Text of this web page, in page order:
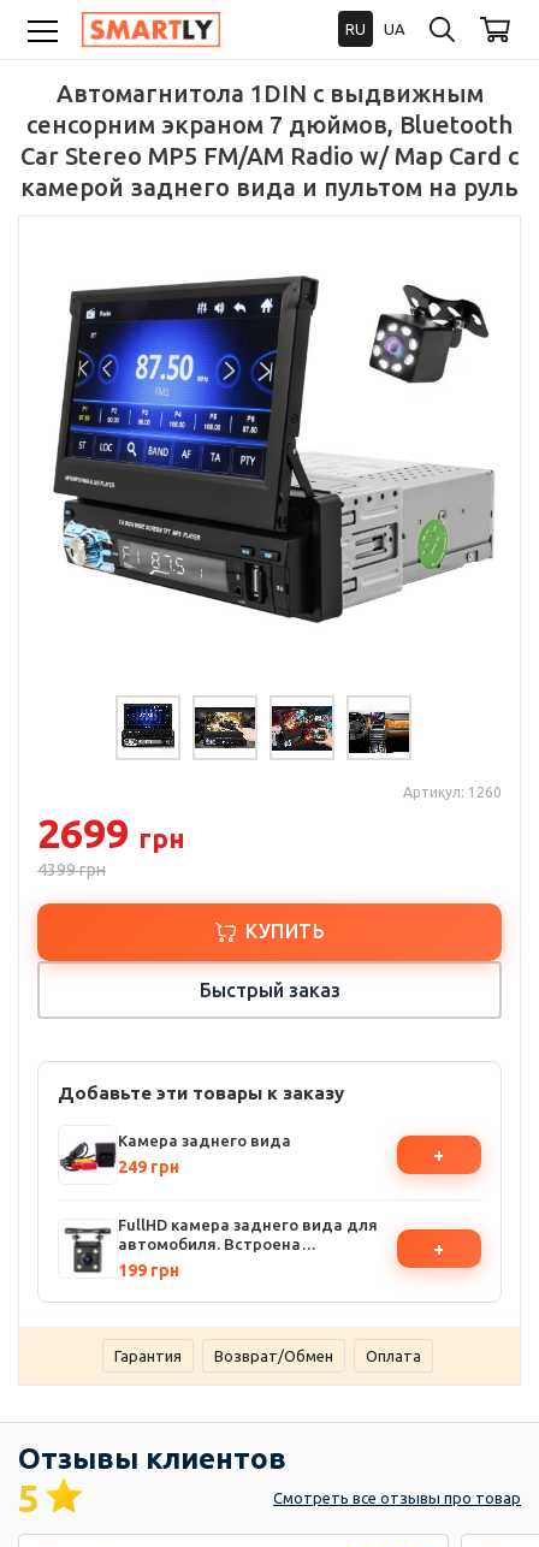
RU UA
Автомагнитола 1DIN с выдвижным
сенсорним экраном 7 дюймов, Bluetooth
Car Stereo MP5 FM/AM Radio w/ Map Card с
камерой заднего вида и пультом на руль
Артикул: 1260
2699 грн
4399грн
КУПИТЬ
Быстрый заказ
Добавьте эти товары к заказу
Камера заднего вида
249 грн
+
FullHD камера заднего вида для
автомобиля. Встроена
интеллектуальная обратная
траектория движения
199 грн
+
Гарантия Возврат/Обмен Оплата
Отзывы клиентов
5 Смотреть все отзывы про товар